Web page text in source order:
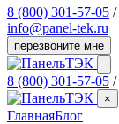
8 (800) 301-57-05 /
info@panel-tek.ru
перезвоните мне
8 (800) 301-57-05 /
×
ГлавнаяБлог